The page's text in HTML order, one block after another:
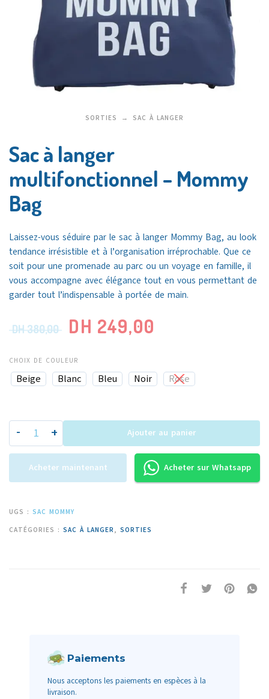
SORTIES SAC À LANGER
Sac à langer
multifonctionnel – Mommy
Bag
Laissez-vous séduire par le sac à langer Mommy Bag, au look
tendance irrésistible et à l’organisation irréprochable. Que ce
soit pour une promenade au parc ou un voyage en famille, il
vous accompagne avec élégance tout en vous permettant de
garder tout l’indispensable à portée de main.
DH380,00 DH 249,00
CHOIX DE COULEUR
Beige Blanc Bleu Noir Rose
- + Ajouter au panier
Acheter maintenant Acheter sur Whatsapp
UGS : SAC MOMMY
CATÉGORIES : SAC À LANGER , SORTIES
Paiements
Nous acceptons les paiements en espèces à la
livraison.